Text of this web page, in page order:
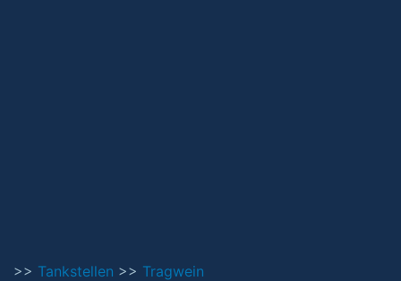
>> Tankstellen >> Tragwein